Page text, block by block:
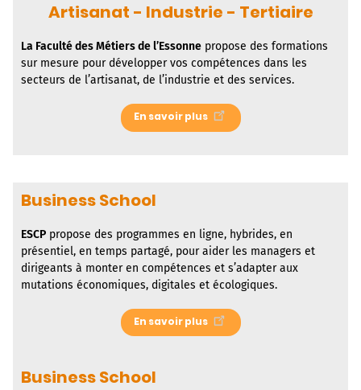
Artisanat - Industrie - Tertiaire
La Faculté des Métiers de l’Essonne propose des formations
sur mesure pour développer vos compétences dans les
secteurs de l’artisanat, de l’industrie et des services.
En savoir plus
Business School
ESCP propose des programmes en ligne, hybrides, en
présentiel, en temps partagé, pour aider les managers et
dirigeants à monter en compétences et s’adapter aux
mutations économiques, digitales et écologiques.
En savoir plus
Business School